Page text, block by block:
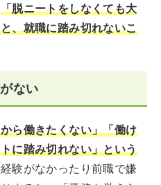
「脱ニートをしなくても大
、就職に踏み切れないこ
ない
ら働きたくない」「働け
に踏み切れない」という
験がなかったり前職で嫌